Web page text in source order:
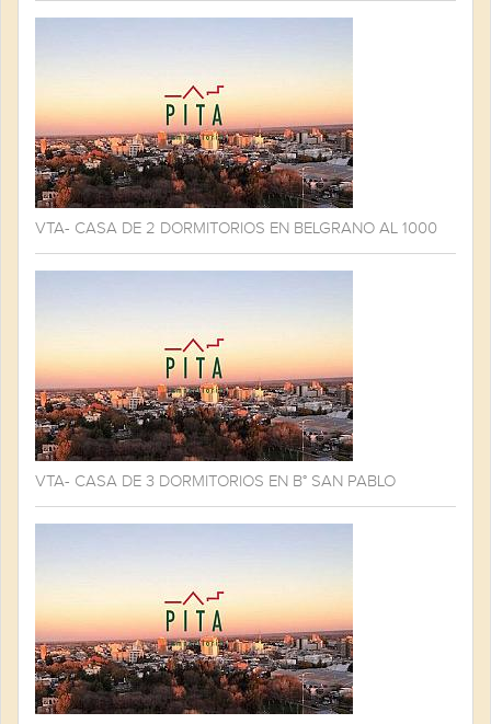
VTA- CASA DE 2 DORMITORIOS EN BELGRANO AL 1000
VTA- CASA DE 3 DORMITORIOS EN B° SAN PABLO